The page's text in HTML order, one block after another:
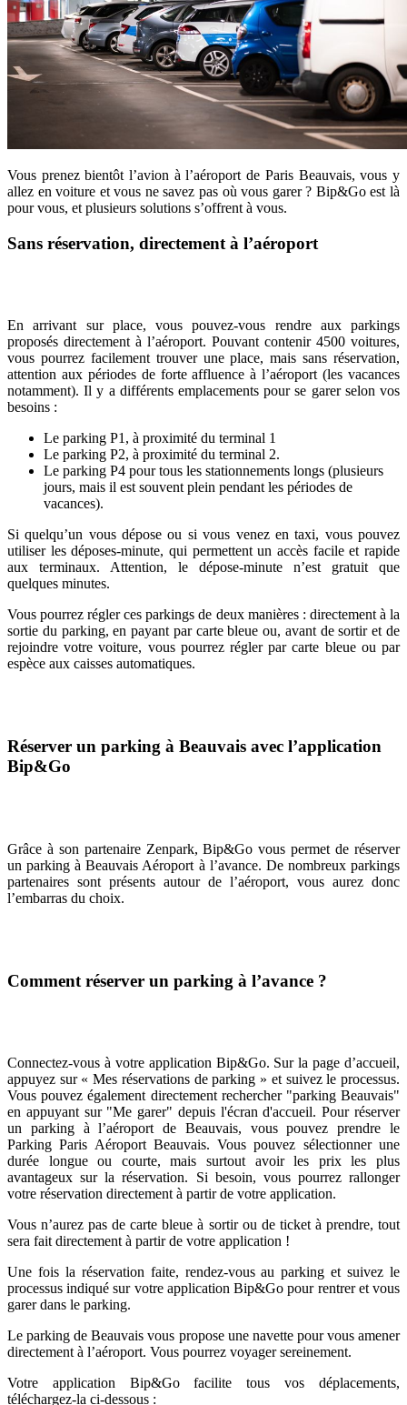
Vous prenez bientôt l’avion à l’aéroport de Paris Beauvais, vous y
allez en voiture et vous ne savez pas où vous garer ? Bip&Go est là
pour vous, et plusieurs solutions s’offrent à vous.
Sans réservation, directement à l’aéroport
En arrivant sur place, vous pouvez-vous rendre aux parkings
proposés directement à l’aéroport. Pouvant contenir 4500 voitures,
vous pourrez facilement trouver une place, mais sans réservation,
attention aux périodes de forte affluence à l’aéroport (les vacances
notamment). Il y a différents emplacements pour se garer selon vos
besoins :
Le parking P1, à proximité du terminal 1
Le parking P2, à proximité du terminal 2.
Le parking P4 pour tous les stationnements longs (plusieurs
jours, mais il est souvent plein pendant les périodes de
vacances).
Si quelqu’un vous dépose ou si vous venez en taxi, vous pouvez
utiliser les déposes-minute, qui permettent un accès facile et rapide
aux terminaux. Attention, le dépose-minute n’est gratuit que
quelques minutes.
Vous pourrez régler ces parkings de deux manières : directement à la
sortie du parking, en payant par carte bleue ou, avant de sortir et de
rejoindre votre voiture, vous pourrez régler par carte bleue ou par
espèce aux caisses automatiques.
Réserver un parking à Beauvais avec l’application
Bip&Go
Grâce à son partenaire Zenpark, Bip&Go vous permet de réserver
un parking à Beauvais Aéroport à l’avance. De nombreux parkings
partenaires sont présents autour de l’aéroport, vous aurez donc
l’embarras du choix.
Comment réserver un parking à l’avance ?
Connectez-vous à votre application Bip&Go. Sur la page d’accueil,
appuyez sur « Mes réservations de parking » et suivez le processus.
Vous pouvez également directement rechercher "parking Beauvais"
en appuyant sur "Me garer" depuis l'écran d'accueil. Pour réserver
un parking à l’aéroport de Beauvais, vous pouvez prendre le
Parking Paris Aéroport Beauvais. Vous pouvez sélectionner une
durée longue ou courte, mais surtout avoir les prix les plus
avantageux sur la réservation. Si besoin, vous pourrez rallonger
votre réservation directement à partir de votre application.
Vous n’aurez pas de carte bleue à sortir ou de ticket à prendre, tout
sera fait directement à partir de votre application !
Une fois la réservation faite, rendez-vous au parking et suivez le
processus indiqué sur votre application Bip&Go pour rentrer et vous
garer dans le parking.
Le parking de Beauvais vous propose une navette pour vous amener
directement à l’aéroport. Vous pourrez voyager sereinement.
Votre application Bip&Go facilite tous vos déplacements,
téléchargez-la ci-dessous :